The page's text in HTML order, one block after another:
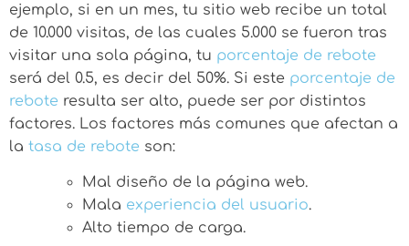
ejemplo, si en un mes, tu sitio web recibe un total
de 10.000 visitas, de las cuales 5.000 se fueron tras
visitar una sola página, tu porcentaje de rebote
será del 0.5, es decir del 50%. Si este porcentaje de
rebote resulta ser alto, puede ser por distintos
factores. Los factores más comunes que afectan a
la tasa de rebote son:
Mal diseño de la página web.
Mala experiencia del usuario.
Alto tiempo de carga.